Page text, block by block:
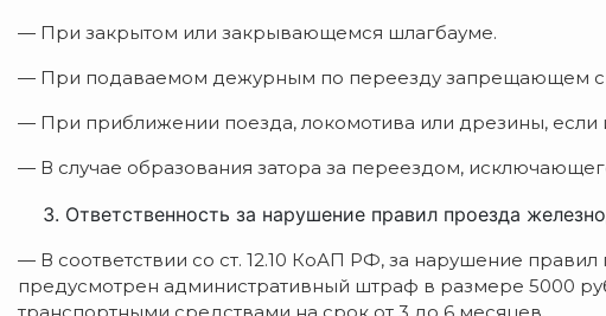
— При закрытом или закрывающемся шлагбауме.
— При подаваемом дежурным по переезду запрещающем
— При приближении поезда, локомотива или дрезины, если
— В случае образования затора за переездом,
Ответственность за нарушение правил проезда
— В соответствии со ст. 12.10 КоАП РФ, за нарушение
предусмотрен административный штраф в размере 5000